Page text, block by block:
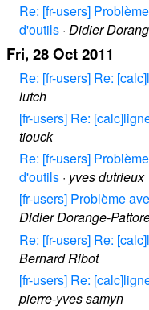
Re: [fr-users]
d'outils · Didier
Fri, 28 Oct 2011
Re: [fr-users] Re:
lutch
[fr-users] Re:
tiouck
Re: [fr-users]
d'outils · yves dutrieux
[fr-users] Problème
Didier Dorange-
Re: [fr-users] Re:
Bernard Ribot
[fr-users] Re:
pierre-yves samyn